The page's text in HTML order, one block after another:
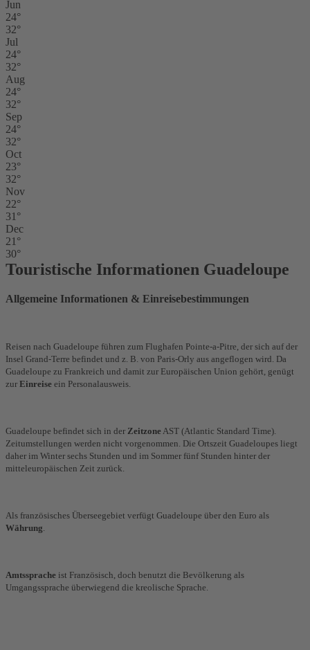
Jun
24°
32°
Jul
24°
32°
Aug
24°
32°
Sep
24°
32°
Oct
23°
32°
Nov
22°
31°
Dec
21°
30°
Touristische Informationen Guadeloupe
Allgemeine Informationen & Einreisebestimmungen
Reisen nach Guadeloupe führen zum Flughafen Pointe-a-Pitre, der sich auf der
Insel Grand-Terre befindet und z. B. von Paris-Orly aus angeflogen wird. Da
Guadeloupe zu Frankreich und damit zur Europäischen Union gehört, genügt
zur Einreise ein Personalausweis.
Guadeloupe befindet sich in der Zeitzone AST (Atlantic Standard Time).
Zeitumstellungen werden nicht vorgenommen. Die Ortszeit Guadeloupes liegt
daher im Winter sechs Stunden und im Sommer fünf Stunden hinter der
mitteleuropäischen Zeit zurück.
Als französisches Überseegebiet verfügt Guadeloupe über den Euro als
Währung
Amtssprache ist Französisch, doch benutzt die Bevölkerung als
Umgangssprache überwiegend die kreolische Sprache.